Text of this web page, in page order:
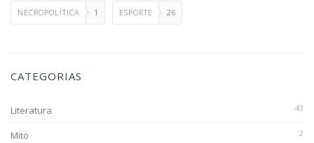
NECROPOLÍTICA 1 ESPORTE 26
CATEGORIAS
Literatura 43
Mito 2